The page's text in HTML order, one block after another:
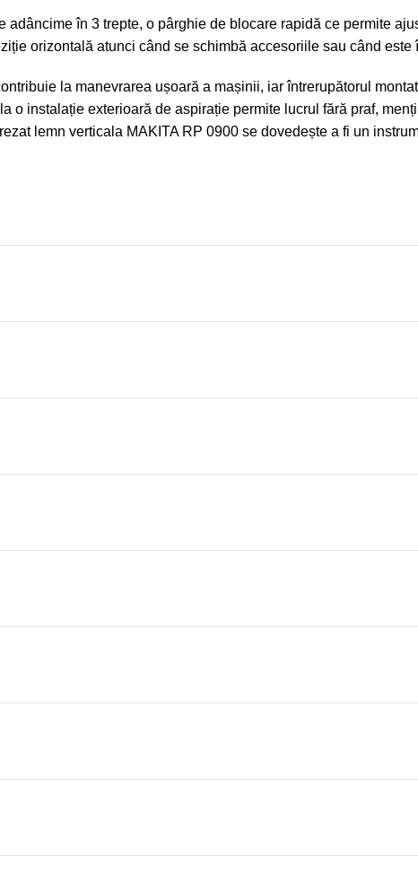
în 3 trepte, o pârghie de blocare rapidă ce permite
orizontală atunci când se schimbă accesoriile sau când
la manevrarea ușoară a mașinii, iar întrerupătorul
o instalație exterioară de aspirație permite lucrul fără praf,
lemn verticala MAKITA RP 0900 se dovedește a fi un